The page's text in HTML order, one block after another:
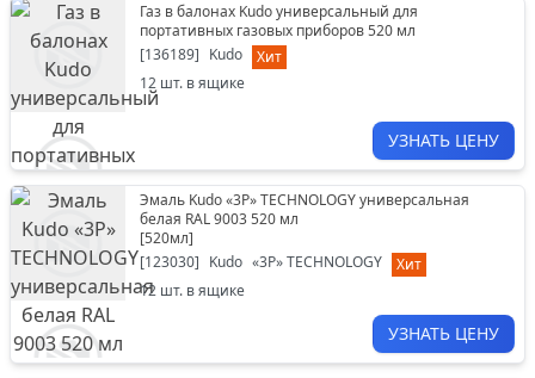
Газ в балонах Kudo универсальный для
портативных газовых приборов 520 мл
[136189] Kudo
Хит
12 шт. в ящике
УЗНАТЬ ЦЕНУ
Эмаль Kudo «3P» TECHNOLOGY универсальная
белая RAL 9003 520 мл
[520мл]
[123030] Kudo «3P» TECHNOLOGY
Хит
12 шт. в ящике
УЗНАТЬ ЦЕНУ